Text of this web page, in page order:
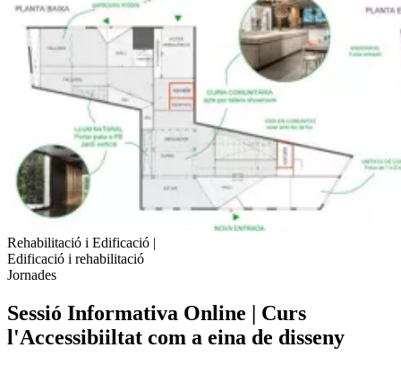
Rehabilitació i Edificació |
Edificació i rehabilitació
Jornades
Sessió Informativa Online | Curs
l'Accessibiiltat com a eina de disseny